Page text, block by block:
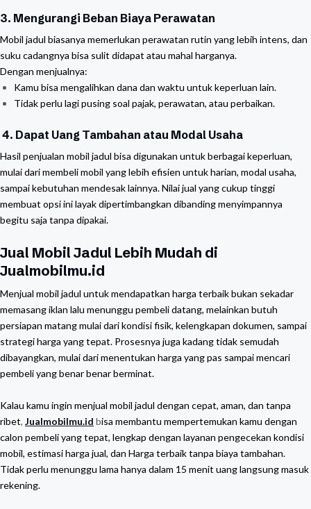
3. Mengurangi Beban Biaya Perawatan
Mobil jadul biasanya memerlukan perawatan rutin yang lebih intens, dan
suku cadangnya bisa sulit didapat atau mahal harganya.
Dengan menjualnya:
Kamu bisa mengalihkan dana dan waktu untuk keperluan lain.
Tidak perlu lagi pusing soal pajak, perawatan, atau perbaikan.
4. Dapat Uang Tambahan atau Modal Usaha
Hasil penjualan mobil jadul bisa digunakan untuk berbagai keperluan,
mulai dari membeli mobil yang lebih efisien untuk harian, modal usaha,
sampai kebutuhan mendesak lainnya. Nilai jual yang cukup tinggi
membuat opsi ini layak dipertimbangkan dibanding menyimpannya
begitu saja tanpa dipakai.
Jual Mobil Jadul Lebih Mudah di
Jualmobilmu.id
Menjual mobil jadul untuk mendapatkan harga terbaik bukan sekadar
memasang iklan lalu menunggu pembeli datang, melainkan butuh
persiapan matang mulai dari kondisi fisik, kelengkapan dokumen, sampai
strategi harga yang tepat. Prosesnya juga kadang tidak semudah
dibayangkan, mulai dari menentukan harga yang pas sampai mencari
pembeli yang benar benar berminat.
Kalau kamu ingin menjual mobil jadul dengan cepat, aman, dan tanpa
ribet, Jualmobilmu.id bisa membantu mempertemukan kamu dengan
calon pembeli yang tepat, lengkap dengan layanan pengecekan kondisi
mobil, estimasi harga jual, dan Harga terbaik tanpa biaya tambahan.
Tidak perlu menunggu lama hanya dalam 15 menit uang langsung masuk
rekening.